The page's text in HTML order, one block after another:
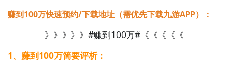
赚到100万快速预约/下载地址（需优先下载九游APP）：
》》》》》#赚到100万#《《《《《
1、赚到100万简要评析：